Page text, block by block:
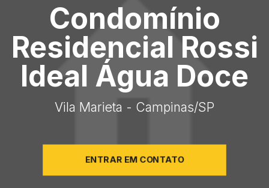
Condomínio
Residencial Rossi
Ideal Água Doce
Vila Marieta - Campinas/SP
ENTRAR EM CONTATO